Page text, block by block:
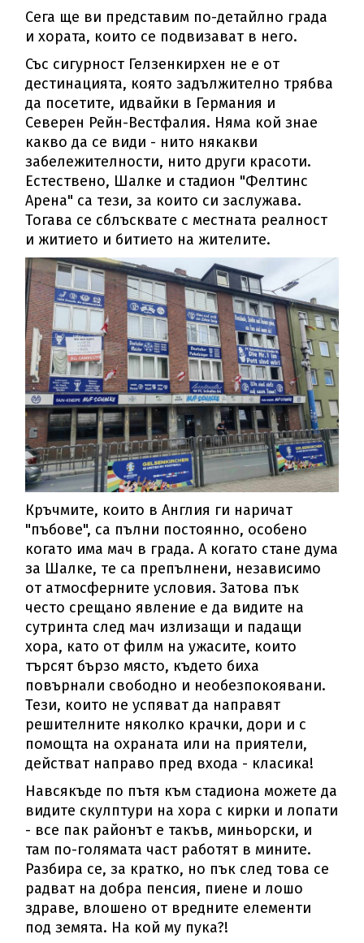
Сега ще ви представим по-детайлно града
и хората, които се подвизават в него.
Със сигурност Гелзенкирхен не е от
дестинацията, която задължително трябва
да посетите, идвайки в Германия и
Северен Рейн-Вестфалия. Няма кой знае
какво да се види - нито някакви
забележителности, нито други красоти.
Естествено, Шалке и стадион "Фелтинс
Арена" са тези, за които си заслужава.
Тогава се сблъсквате с местната реалност
и житието и битието на жителите.
Кръчмите, които в Англия ги наричат
"пъбове", са пълни постоянно, особено
когато има мач в града. А когато стане дума
за Шалке, те са препълнени, независимо
от атмосферните условия. Затова пък
често срещано явление е да видите на
сутринта след мач излизащи и падащи
хора, като от филм на ужасите, които
търсят бързо място, където биха
повърнали свободно и необезпокоявани.
Тези, които не успяват да направят
решителните няколко крачки, дори и с
помощта на охраната или на приятели,
действат направо пред входа - класика!
Навсякъде по пътя към стадиона можете да
видите скулптури на хора с кирки и лопати
- все пак районът е такъв, миньорски, и
там по-голямата част работят в мините.
Разбира се, за кратко, но пък след това се
радват на добра пенсия, пиене и лошо
здраве, влошено от вредните елементи
под земята. На кой му пука?!